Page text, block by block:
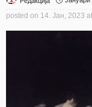
posted on 14. Јан, 2023